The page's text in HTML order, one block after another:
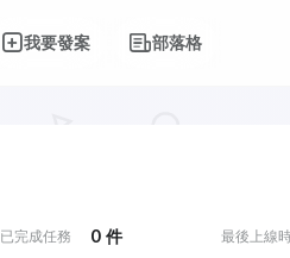
我要發案 部落格
已完成任務 0 件 最後上線